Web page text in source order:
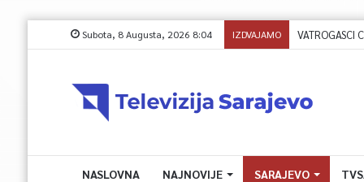
Subota, 8 Augusta, 2026 8:04 IZDVAJAMO
NASLOVNA NAJNOVIJE SARAJEVO